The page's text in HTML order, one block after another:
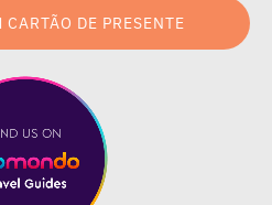
CARTÃO DE PRESENTE